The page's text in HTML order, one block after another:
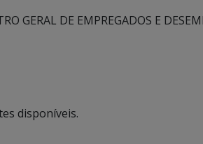
GERAL DE EMPREGADOS E
disponíveis.